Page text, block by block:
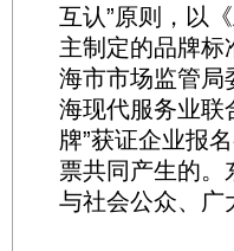
互认”原则，以
主制定的品牌标
海市市场监管局
海现代服务业联
牌”获证企业报
票共同产生的。
与社会公众、广